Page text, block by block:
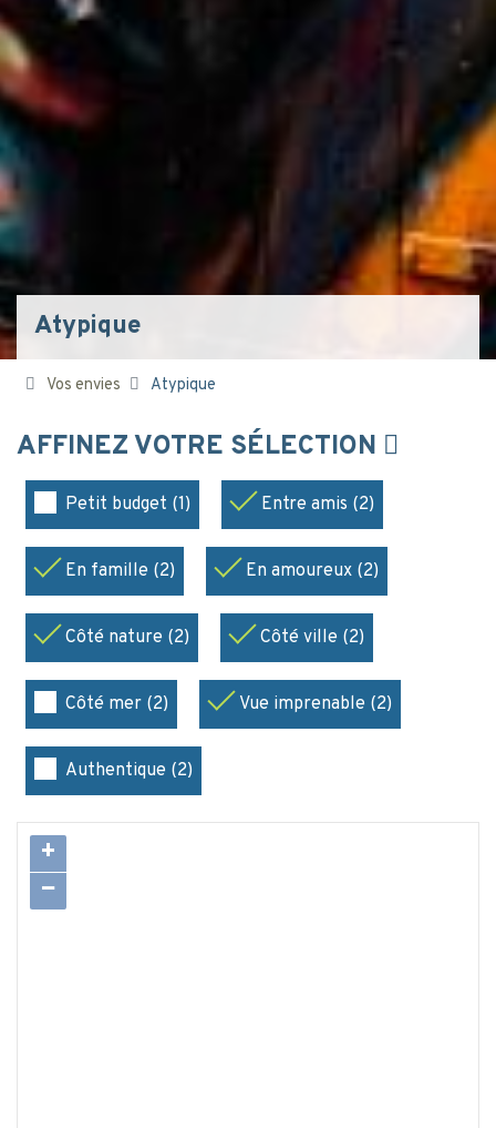
Atypique
Vos envies Atypique
AFFINEZ VOTRE SÉLECTION
Petit budget (1) Entre amis (2)
En famille (2) En amoureux (2)
Côté nature (2) Côté ville (2)
Côté mer (2) Vue imprenable (2)
Authentique (2)
+
−